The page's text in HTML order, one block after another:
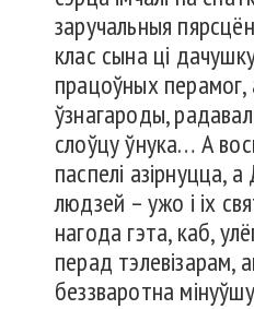
заручальныя
клас сына ці
працоўных перамог,
ўзнагароды,
слоўцу ўнука… А
паспелі азірнуцца,
людзей – ужо і іх
нагода гэта, каб,
перад тэлевізарам,
беззваротна